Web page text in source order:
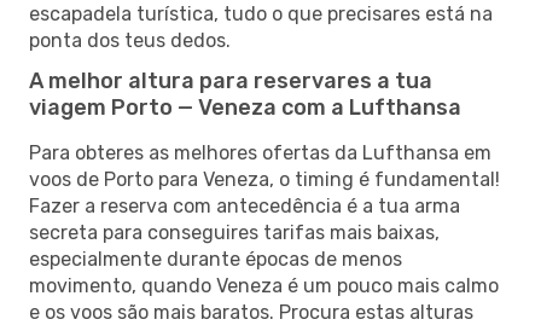
escapadela turística, tudo o que precisares está na
ponta dos teus dedos.
A melhor altura para reservares a tua
viagem Porto — Veneza com a Lufthansa
Para obteres as melhores ofertas da Lufthansa em
voos de Porto para Veneza, o timing é fundamental!
Fazer a reserva com antecedência é a tua arma
secreta para conseguires tarifas mais baixas,
especialmente durante épocas de menos
movimento, quando Veneza é um pouco mais calmo
e os voos são mais baratos. Procura estas alturas